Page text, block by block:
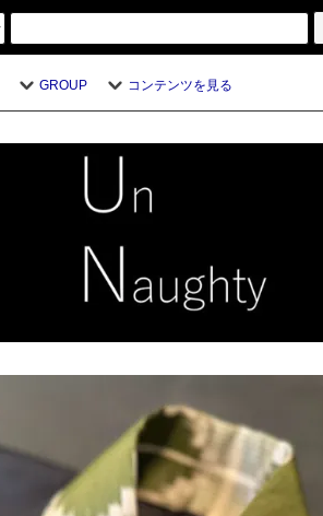
GROUP コンテンツを見る